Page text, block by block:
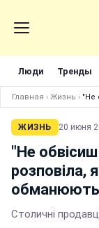
Люди Тренды
Главная › Жизнь › "Не
ЖИЗНЬ 20 июня
"Не
розповіла,
обманюють
Столичні